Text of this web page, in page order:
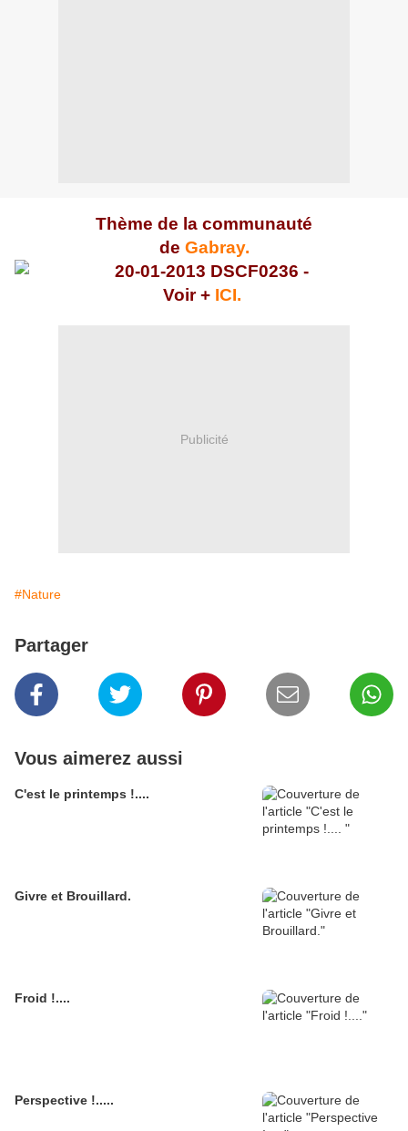
Thème de la communauté
de Gabray.
Voir + ICI.
Publicité
#Nature
Partager
Vous aimerez aussi
C'est le printemps !....
Givre et Brouillard.
Froid !....
Perspective !.....